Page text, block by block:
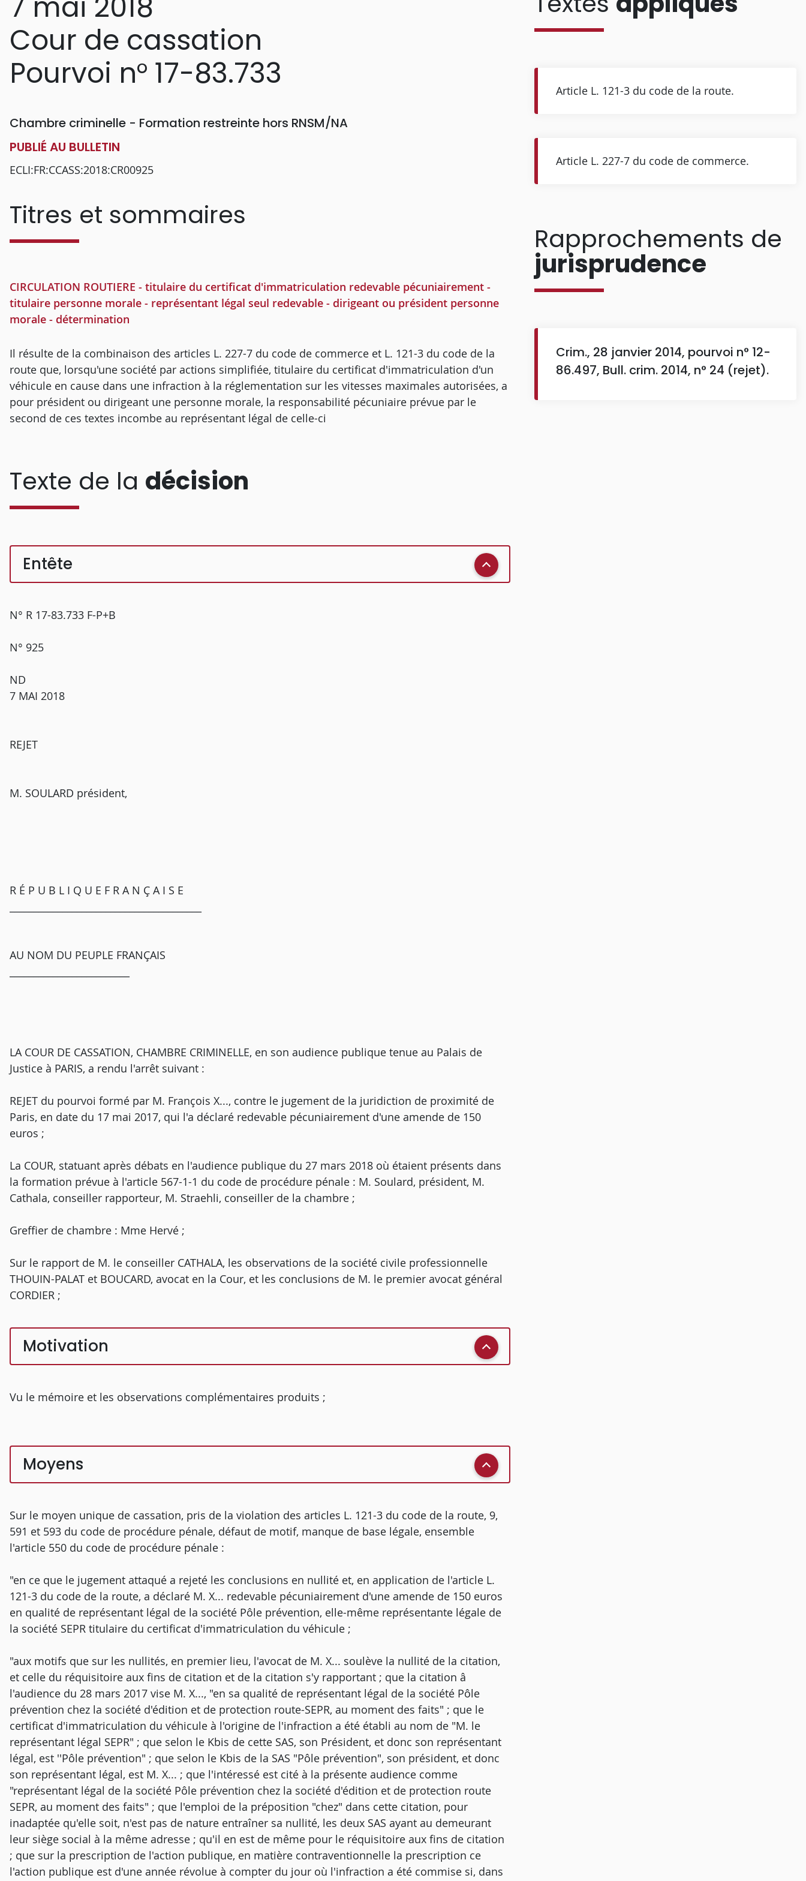
Cour de cassation
Pourvoi n° 17-83.733
Chambre criminelle - Formation restreinte hors RNSM/NA
PUBLIÉ AU BULLETIN
ECLI:FR:CCASS:2018:CR00925
Titres et sommaires
CIRCULATION ROUTIERE - titulaire du certificat d'immatriculation redevable pécuniairement -
titulaire personne morale - représentant légal seul redevable - dirigeant ou président personne
morale - détermination
Il résulte de la combinaison des articles L. 227-7 du code de commerce et L. 121-3 du code de la
route que, lorsqu'une société par actions simplifiée, titulaire du certificat d'immatriculation d'un
véhicule en cause dans une infraction à la réglementation sur les vitesses maximales autorisées, a
pour président ou dirigeant une personne morale, la responsabilité pécuniaire prévue par le
second de ces textes incombe au représentant légal de celle-ci
Texte de la décision
Entête
N° R 17-83.733 F-P+B
N° 925
ND
7 MAI 2018
REJET
M. SOULARD président,
R É P U B L I Q U E F R A N Ç A I S E
AU NOM DU PEUPLE FRANÇAIS
LA COUR DE CASSATION, CHAMBRE CRIMINELLE, en son audience publique tenue au Palais de
Justice à PARIS, a rendu l'arrêt suivant :
REJET du pourvoi formé par M. François X..., contre le jugement de la juridiction de proximité de
Paris, en date du 17 mai 2017, qui l'a déclaré redevable pécuniairement d'une amende de 150
euros ;
La COUR, statuant après débats en l'audience publique du 27 mars 2018 où étaient présents dans
la formation prévue à l'article 567-1-1 du code de procédure pénale : M. Soulard, président, M.
Cathala, conseiller rapporteur, M. Straehli, conseiller de la chambre ;
Greffier de chambre : Mme Hervé ;
Sur le rapport de M. le conseiller CATHALA, les observations de la société civile professionnelle
THOUIN-PALAT et BOUCARD, avocat en la Cour, et les conclusions de M. le premier avocat général
CORDIER ;
Motivation
Vu le mémoire et les observations complémentaires produits ;
Moyens
Sur le moyen unique de cassation, pris de la violation des articles L. 121-3 du code de la route, 9,
591 et 593 du code de procédure pénale, défaut de motif, manque de base légale, ensemble
l'article 550 du code de procédure pénale :
"en ce que le jugement attaqué a rejeté les conclusions en nullité et, en application de l'article L.
121-3 du code de la route, a déclaré M. X... redevable pécuniairement d'une amende de 150 euros
en qualité de représentant légal de la société Pôle prévention, elle-même représentante légale de
la société SEPR titulaire du certificat d'immatriculation du véhicule ;
"aux motifs que sur les nullités, en premier lieu, l'avocat de M. X... soulève la nullité de la citation,
et celle du réquisitoire aux fins de citation et de la citation s'y rapportant ; que la citation â
l'audience du 28 mars 2017 vise M. X..., "en sa qualité de représentant légal de la société Pôle
prévention chez la société d'édition et de protection route-SEPR, au moment des faits" ; que le
certificat d'immatriculation du véhicule à l'origine de l'infraction a été établi au nom de "M. le
représentant légal SEPR" ; que selon le Kbis de cette SAS, son Président, et donc son représentant
légal, est ''Pôle prévention" ; que selon le Kbis de la SAS "Pôle prévention", son président, et donc
son représentant légal, est M. X... ; que l'intéressé est cité à la présente audience comme
"représentant légal de la société Pôle prévention chez la société d'édition et de protection route
SEPR, au moment des faits" ; que l'emploi de la préposition "chez" dans cette citation, pour
inadaptée qu'elle soit, n'est pas de nature entraîner sa nullité, les deux SAS ayant au demeurant
leur siège social à la même adresse ; qu'il en est de même pour le réquisitoire aux fins de citation
; que sur la prescription de l'action publique, en matière contraventionnelle la prescription ce
l'action publique est d'une année révolue à compter du jour où l'infraction a été commise si, dans
Article L. 121-3 du code de la route.
Article L. 227-7 du code de commerce.
Rapprochements de
jurisprudence
Crim., 28 janvier 2014, pourvoi n° 12-
86.497, Bull. crim. 2014, n° 24 (rejet).